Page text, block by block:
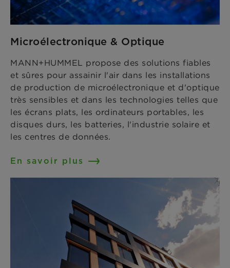
Microélectronique & Optique
MANN+HUMMEL propose des solutions fiables
et sûres pour assainir l'air dans les installations
de production de microélectronique et d'optique
très sensibles et dans les technologies telles que
les écrans plats, les ordinateurs portables, les
disques durs, les batteries, l'industrie solaire et
les centres de données.
En savoir plus